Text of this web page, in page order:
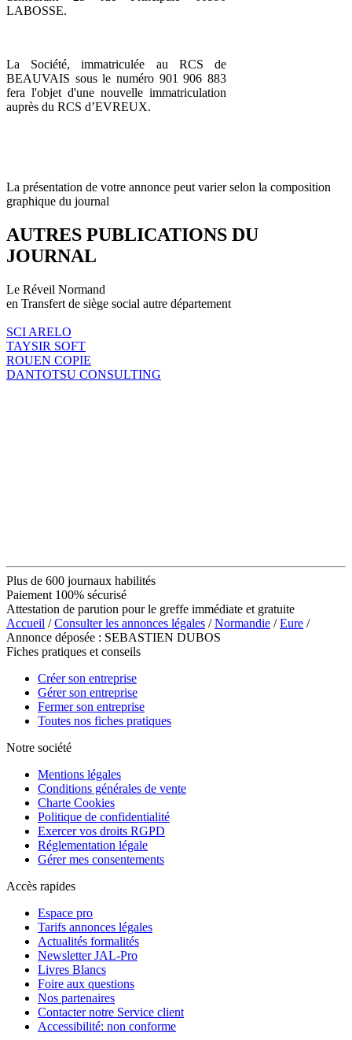
LABOSSE.
La Société, immatriculée au RCS de
BEAUVAIS sous le numéro 901 906 883
fera l'objet d'une nouvelle immatriculation
auprès du RCS d’EVREUX.
La présentation de votre annonce peut varier selon la composition
graphique du journal
AUTRES PUBLICATIONS DU
JOURNAL
Le Réveil Normand
en Transfert de siège social autre département
SCI ARELO
TAYSIR SOFT
ROUEN COPIE
DANTOTSU CONSULTING
Plus de 600 journaux habilités
Paiement 100% sécurisé
Attestation de parution pour le greffe immédiate et gratuite
Accueil /Consulter les annonces légales /Normandie /Eure /
Annonce déposée : SEBASTIEN DUBOS
Fiches pratiques et conseils
Créer son entreprise
Gérer son entreprise
Fermer son entreprise
Toutes nos fiches pratiques
Notre société
Mentions légales
Conditions générales de vente
Charte Cookies
Politique de confidentialité
Exercer vos droits RGPD
Réglementation légale
Gérer mes consentements
Accès rapides
Espace pro
Tarifs annonces légales
Actualités formalités
Newsletter JAL-Pro
Livres Blancs
Foire aux questions
Nos partenaires
Contacter notre Service client
Accessibilité: non conforme